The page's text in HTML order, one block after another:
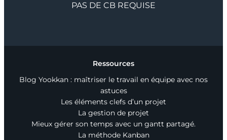
PAS DE CB REQUISE
Ressources
Blog Yookkan : maîtriser le travail en équipe avec nos
astuces
Les éléments clefs d’un projet
La gestion de projet
Mieux gérer son temps avec un gantt partagé.
La méthode Kanban